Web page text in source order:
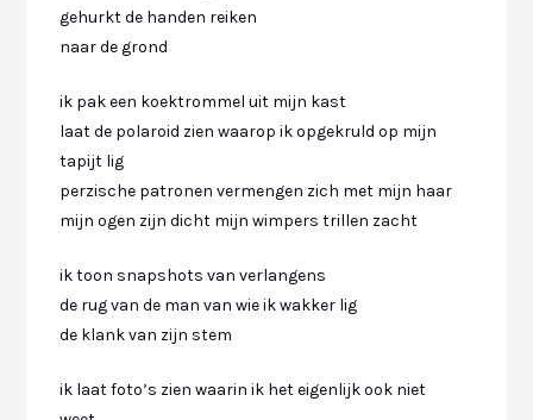
gehurkt de handen reiken
naar de grond
ik pak een koektrommel uit mijn kast
laat de polaroid zien waarop ik opgekruld op mijn
tapijt lig
perzische patronen vermengen zich met mijn haar
mijn ogen zijn dicht mijn wimpers trillen zacht
ik toon snapshots van verlangens
de rug van de man van wie ik wakker lig
de klank van zijn stem
ik laat foto’s zien waarin ik het eigenlijk ook niet